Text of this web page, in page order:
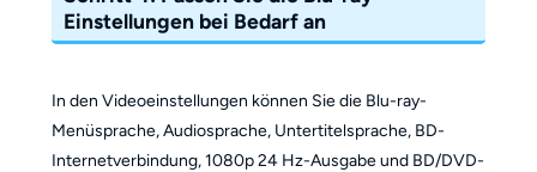
Einstellungen bei Bedarf an
In den Videoeinstellungen können Sie die Blu-ray-
Menüsprache, Audiosprache, Untertitelsprache, BD-
Internetverbindung, 1080p 24 Hz-Ausgabe und BD/DVD-